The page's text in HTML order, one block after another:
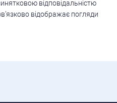
винятковою відповідальністю
відображає погляди